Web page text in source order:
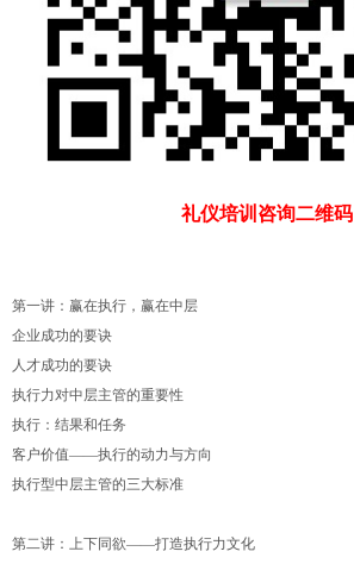
礼仪培训咨询二维码
第一讲：赢在执行，赢在中层
企业成功的要诀
人才成功的要诀
执行力对中层主管的重要性
执行：结果和任务
客户价值——执行的动力与方向
执行型中层主管的三大标准
第二讲：上下同欲——打造执行力文化